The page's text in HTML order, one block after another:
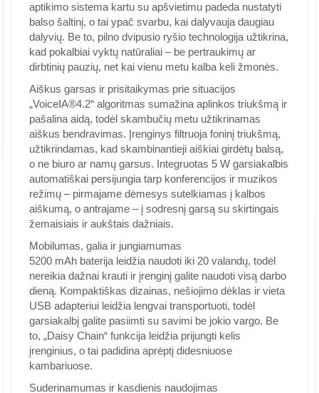
aptikimo sistema kartu su apšvietimu padeda nustatyti
balso šaltinį, o tai ypač svarbu, kai dalyvauja daugiau
dalyvių. Be to, pilno dvipusio ryšio technologija užtikrina,
kad pokalbiai vyktų natūraliai – be pertraukimų ar
dirbtinių pauzių, net kai vienu metu kalba keli žmonės.
Aiškus garsas ir prisitaikymas prie situacijos
„VoiceIA®4.2“ algoritmas sumažina aplinkos triukšmą ir
pašalina aidą, todėl skambučių metu užtikrinamas
aiškus bendravimas. Įrenginys filtruoja foninį triukšmą,
užtikrindamas, kad skambinantieji aiškiai girdėtų balsą,
o ne biuro ar namų garsus. Integruotas 5 W garsiakalbis
automatiškai persijungia tarp konferencijos ir muzikos
režimų – pirmajame dėmesys sutelkiamas į kalbos
aiškumą, o antrajame – į sodresnį garsą su skirtingais
žemaisiais ir aukštais dažniais.
Mobilumas, galia ir jungiamumas
5200 mAh baterija leidžia naudoti iki 20 valandų, todėl
nereikia dažnai krauti ir įrenginį galite naudoti visą darbo
dieną. Kompaktiškas dizainas, nešiojimo dėklas ir vieta
USB adapteriui leidžia lengvai transportuoti, todėl
garsiakalbį galite pasiimti su savimi be jokio vargo. Be
to, „Daisy Chain“ funkcija leidžia prijungti kelis
įrenginius, o tai padidina aprėptį didesniuose
kambariuose.
Suderinamumas ir kasdienis naudojimas